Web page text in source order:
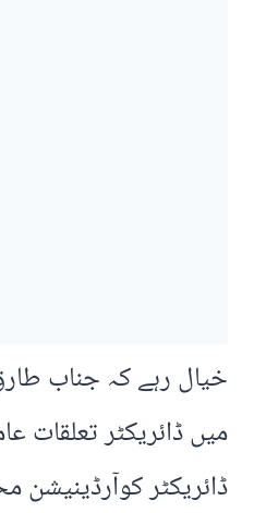
خیال رہے کہ جناب
میں ڈائریکٹر تعلقات
ڈائریکٹر کوآرڈینیشن